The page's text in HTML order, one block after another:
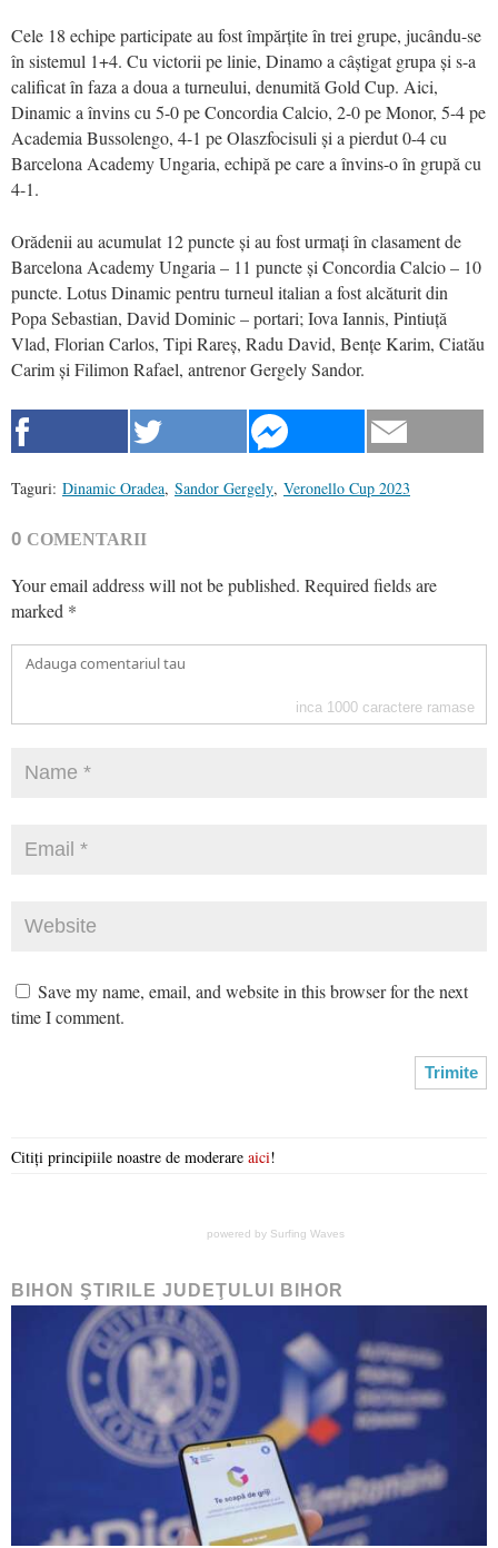
Cele 18 echipe participate au fost împărțite în trei grupe, jucându-se
în sistemul 1+4. Cu victorii pe linie, Dinamo a câștigat grupa și s-a
calificat în faza a doua a turneului, denumită Gold Cup. Aici,
Dinamic a învins cu 5-0 pe Concordia Calcio, 2-0 pe Monor, 5-4 pe
Academia Bussolengo, 4-1 pe Olaszfocisuli și a pierdut 0-4 cu
Barcelona Academy Ungaria, echipă pe care a învins-o în grupă cu
4-1.
Orădenii au acumulat 12 puncte și au fost urmați în clasament de
Barcelona Academy Ungaria – 11 puncte și Concordia Calcio – 10
puncte. Lotus Dinamic pentru turneul italian a fost alcăturit din
Popa Sebastian, David Dominic – portari; Iova Iannis, Pintiuță
Vlad, Florian Carlos, Tipi Rareș, Radu David, Bențe Karim, Ciatău
Carim și Filimon Rafael, antrenor Gergely Sandor.
Taguri: Dinamic Oradea, Sandor Gergely, Veronello Cup 2023
0 COMENTARII
Your email address will not be published. Required fields are
marked *
inca 1000 caractere ramase
Save my name, email, and website in this browser for the next
time I comment.
Citiți principiile noastre de moderare aici!
powered by Surfing Waves
BIHON ŞTIRILE JUDEŢULUI BIHOR